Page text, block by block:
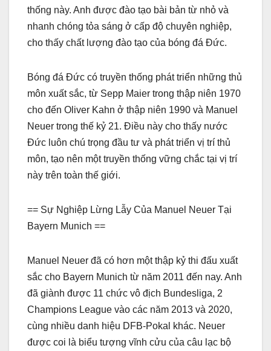
thống này. Anh được đào tạo bài bản từ nhỏ và
nhanh chóng tỏa sáng ở cấp độ chuyên nghiệp,
cho thấy chất lượng đào tạo của bóng đá Đức.
Bóng đá Đức có truyền thống phát triển những thủ
môn xuất sắc, từ Sepp Maier trong thập niên 1970
cho đến Oliver Kahn ở thập niên 1990 và Manuel
Neuer trong thế kỷ 21. Điều này cho thấy nước
Đức luôn chú trọng đầu tư và phát triển vị trí thủ
môn, tạo nên một truyền thống vững chắc tại vị trí
này trên toàn thế giới.
== Sự Nghiệp Lừng Lẫy Của Manuel Neuer Tại
Bayern Munich ==
Manuel Neuer đã có hơn một thập kỷ thi đấu xuất
sắc cho Bayern Munich từ năm 2011 đến nay. Anh
đã giành được 11 chức vô địch Bundesliga, 2
Champions League vào các năm 2013 và 2020,
cùng nhiều danh hiệu DFB-Pokal khác. Neuer
được coi là biểu tượng vĩnh cửu của câu lạc bộ